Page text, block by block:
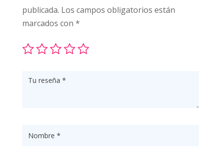
publicada. Los campos obligatorios están
marcados con *